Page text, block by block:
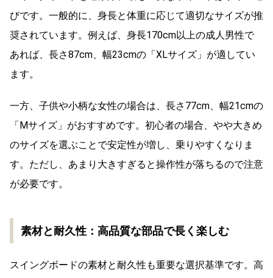
びです。一般的に、身長と体重に応じて適切なサイズが推
奨されています。例えば、身長170cm以上の成人男性で
あれば、長さ87cm、幅23cmの「XLサイズ」が適してい
ます。
一方、子供や小柄な女性の場合は、長さ77cm、幅21cmの
「Mサイズ」がおすすめです。初心者の場合、やや大きめ
のサイズを選ぶことで安定性が増し、乗りやすくなりま
す。ただし、あまり大きすぎると操作性が落ちるので注意
が必要です。
素材と耐久性：高品質な部品で長く楽しむ
スイングボードの素材と耐久性も重要な選択基準です。高